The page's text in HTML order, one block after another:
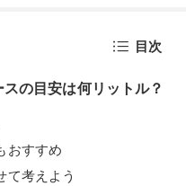
目次
の目安は何リットル？
おすすめ
て考えよう